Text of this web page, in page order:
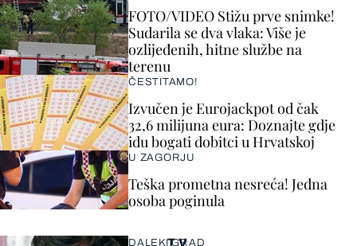
FOTO/VIDEO Stižu prve snimke!
Sudarila se dva vlaka: Više je
ozlijeđenih, hitne službe na
terenu
ČESTITAMO!
Izvučen je Eurojackpot od čak
32,6 milijuna eura: Doznajte gdje
idu bogati dobitci u Hrvatskoj
U ZAGORJU
Teška prometna nesreća! Jedna
osoba poginula
TV
DALEKI GRAD